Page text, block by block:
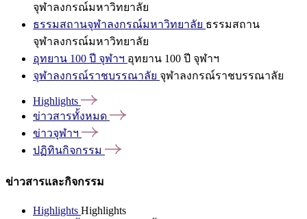
จุฬาลงกรณ์มหาวิทยาลัย
ธรรมสถานจุฬาลงกรณ์มหาวิทยาลัย ธรรมสถาน
จุฬาลงกรณ์มหาวิทยาลัย
อุทยาน 100 ปี จุฬาฯ อุทยาน 100 ปี จุฬาฯ
จุฬาลงกรณ์ราชบรรณาลัย จุฬาลงกรณ์ราชบรรณาลัย
Highlights
ข่าวสารทั้งหมด
ข่าวจุฬาฯ
ปฏิทินกิจกรรม
ข่าวสารและกิจกรรม
Highlights Highlights